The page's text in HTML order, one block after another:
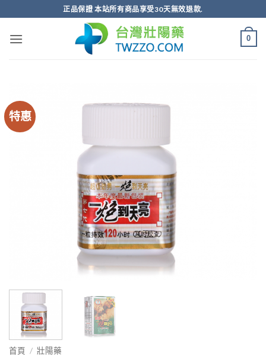
轉
正品保證 本站所有商品享受30天無效退款.
0
特惠
首頁 / 壯陽藥